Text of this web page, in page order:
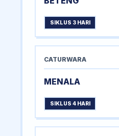
SIKLUS 3 HARI
CATURWARA
MENALA
SIKLUS 4 HARI